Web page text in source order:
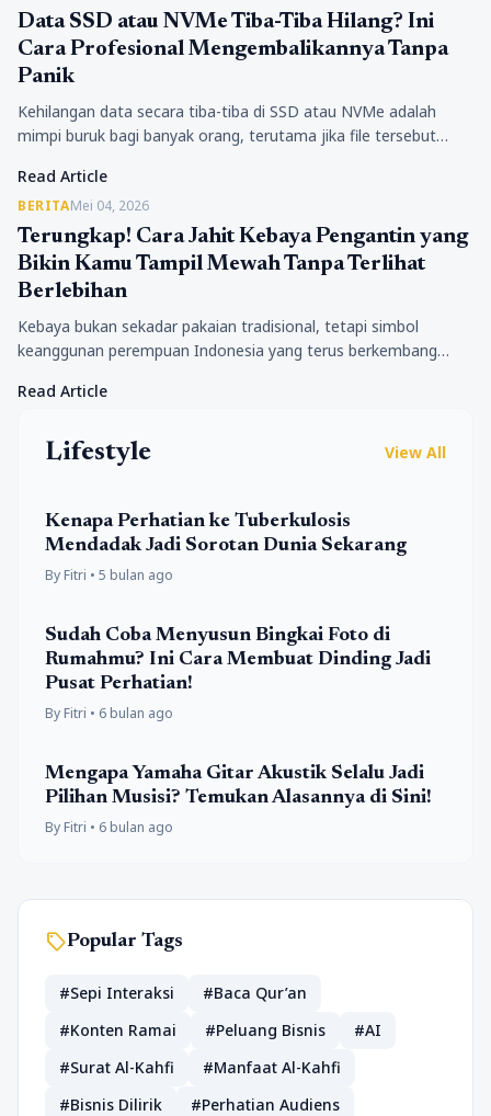
Data SSD atau NVMe Tiba-Tiba Hilang? Ini
Cara Profesional Mengembalikannya Tanpa
Panik
Kehilangan data secara tiba-tiba di SSD atau NVMe adalah
mimpi buruk bagi banyak orang, terutama jika file tersebut
Read Article
BERITAMei 04, 2026
Terungkap! Cara Jahit Kebaya Pengantin yang
Bikin Kamu Tampil Mewah Tanpa Terlihat
Berlebihan
Kebaya bukan sekadar pakaian tradisional, tetapi simbol
keanggunan perempuan Indonesia yang terus berkembang
kebaya kini hadir dalam…
Read Article
Lifestyle View All
Kenapa Perhatian ke Tuberkulosis
Mendadak Jadi Sorotan Dunia Sekarang
By Fitri • 5 bulan ago
Sudah Coba Menyusun Bingkai Foto di
Rumahmu? Ini Cara Membuat Dinding Jadi
Pusat Perhatian!
By Fitri • 6 bulan ago
Mengapa Yamaha Gitar Akustik Selalu Jadi
Pilihan Musisi? Temukan Alasannya di Sini!
By Fitri • 6 bulan ago
sellPopular Tags
#Sepi Interaksi
#Baca Qur’an
#Konten Ramai
#Peluang Bisnis
#AI
#Surat Al-Kahfi
#Manfaat Al-Kahfi
#Bisnis Dilirik
#Perhatian Audiens